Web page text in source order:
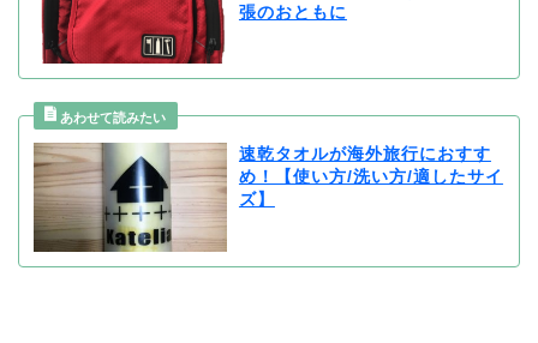
張のおともに
速乾タオルが海外旅行におすす
め！【使い方/洗い方/適したサイ
ズ】